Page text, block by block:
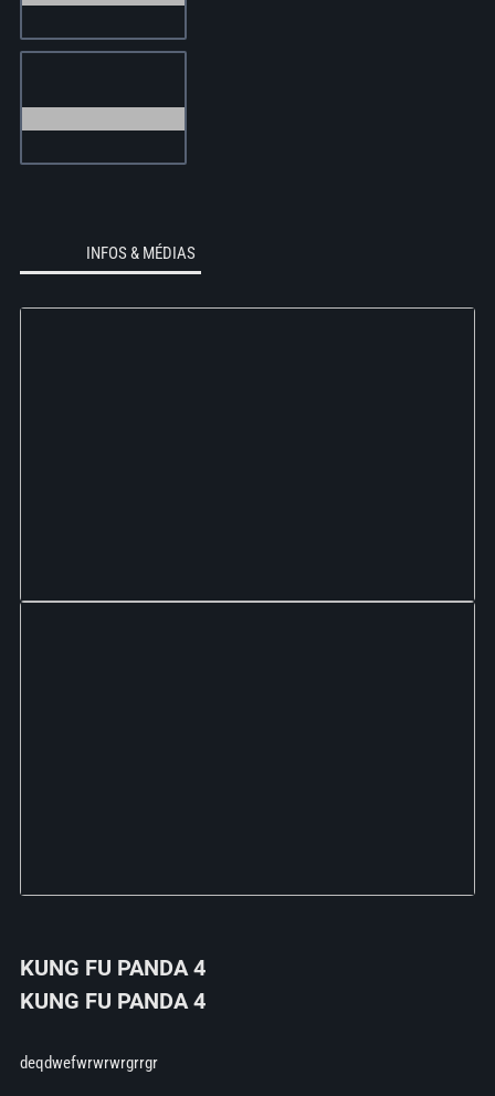
INFOS & MÉDIAS
KUNG FU PANDA 4
KUNG FU PANDA 4
deqdwefwrwrwrgrrgr